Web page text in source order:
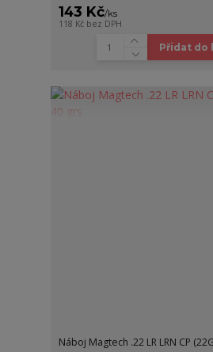
143 Kč/ks
118 Kč bez DPH
Přidat do
Náboj Magtech .22 LR LRN CP